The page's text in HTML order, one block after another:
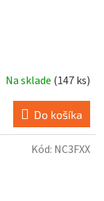
Na sklade (147 ks)
Do košíka
Kód: NC3FXX